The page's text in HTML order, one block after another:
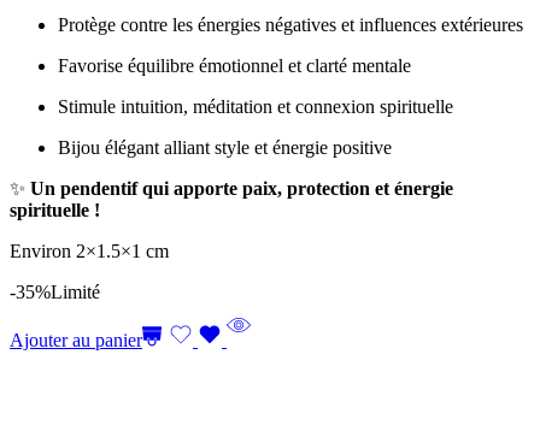
Protège contre les énergies négatives et influences extérieures
Favorise équilibre émotionnel et clarté mentale
Stimule intuition, méditation et connexion spirituelle
Bijou élégant alliant style et énergie positive
✨ Un pendentif qui apporte paix, protection et énergie
spirituelle !
Environ 2×1.5×1 cm
-35%Limité
Ajouter au panier